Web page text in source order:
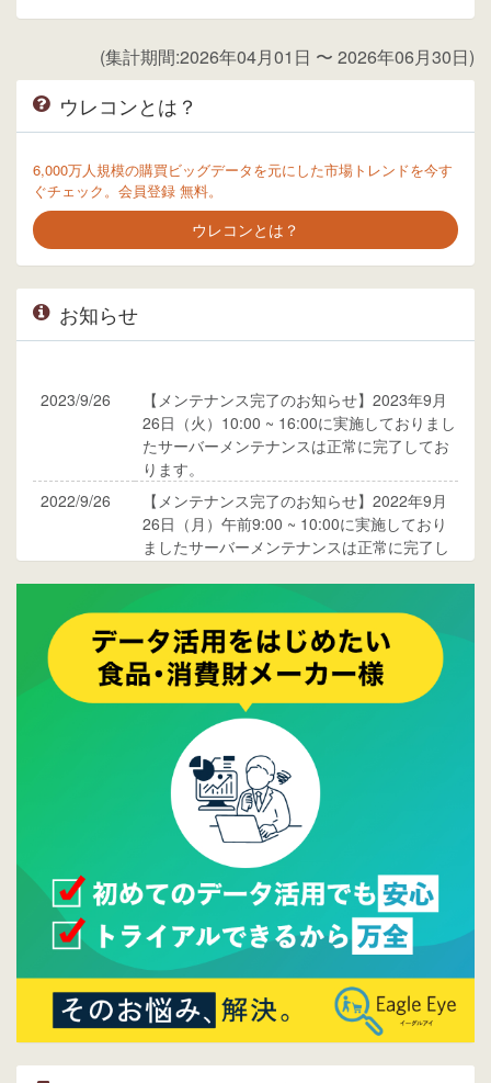
(集計期間:2026年04月01日 〜 2026年06月30日)
ウレコンとは？
6,000万人規模の購買ビッグデータを元にした市場トレンドを今す
ぐチェック。会員登録 無料。
ウレコンとは？
お知らせ
2023/9/26
【メンテナンス完了のお知らせ】2023年9月
26日（火）10:00 ~ 16:00に実施しておりまし
たサーバーメンテナンスは正常に完了してお
ります。
2022/9/26
【メンテナンス完了のお知らせ】2022年9月
26日（月）午前9:00 ~ 10:00に実施しており
ましたサーバーメンテナンスは正常に完了し
ご覧ください。
2015/10/19
ウレコンのサイト機能を大幅バージョンアッ
プ。詳細はこちら。⇒告知ページへ
2015/09/28
ウレコンが機能拡充し、サイトリニューアル
しました。⇒
ウレコンFacebook
Facebookページを開設しました。詳細は
ら。
ウレコンサイトリリースしました。